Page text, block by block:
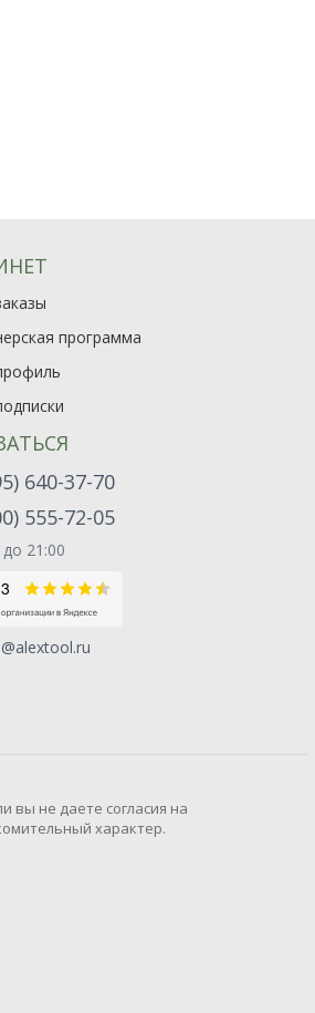
программа
640-37-70
555-72-05
до 21:00
вы не даете согласия на
характер.